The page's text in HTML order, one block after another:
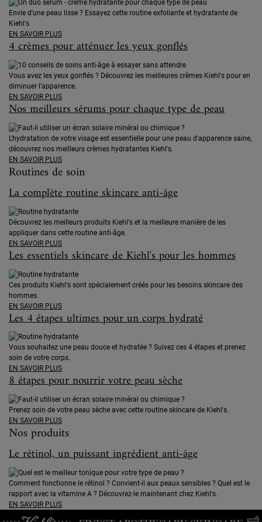
Envie d'une peau lisse ? Essayez cette routine exfoliante et hydratante de
Kiehl's
EN SAVOIR PLUS
4 crèmes pour atténuer les yeux gonflés
Vous avez les yeux gonflés ? Découvrez les meilleures crèmes Kiehl's pour en
diminuer l'apparence.
EN SAVOIR PLUS
Nos meilleurs sérums pour chaque type de peau
L'hydratation de votre visage est essentielle pour une peau d'apparence saine,
découvrez nos meilleurs crèmes hydratantes Kiehl's.
EN SAVOIR PLUS
Routines de soin
La complète routine skincare anti-âge
Découvrez les meilleurs produits Kiehl's et la meilleure manière de les
appliquer dans cette routine anti-âge.
EN SAVOIR PLUS
Les essentiels skincare de Kiehl's pour les hommes
Ces produits Kiehl's sont spécialement créés pour les besoins skincare des
hommes.
EN SAVOIR PLUS
Les 4 étapes ultimes pour un corps hydraté
Vous souhaitez une peau douce et hydratée ? Suivez ces 4 étapes et prenez
soin de votre corps.
EN SAVOIR PLUS
8 étapes pour nourrir votre peau sèche
Prenez soin de votre peau sèche avec cette routine skincare de Kiehl's.
EN SAVOIR PLUS
Nos produits
Le rétinol, un puissant ingrédient anti-âge
Comment fonctionne le rétinol ? Convient-il aux peaux sensibles ? Quel est le
rapport avec la vitamine A ? Découvrez-le maintenant chez Kiehl's.
EN SAVOIR PLUS